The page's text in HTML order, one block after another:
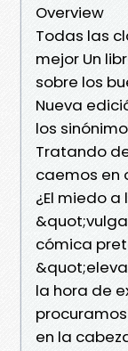
Overview
Todas las
mejor Un
sobre los
Nueva
los
Tratando
caemos en
¿El miedo
cómica
la hora de
en la